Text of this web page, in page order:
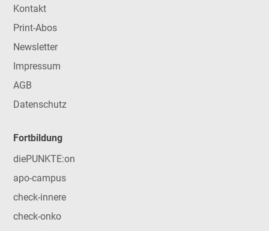
Kontakt
Print-Abos
Newsletter
Impressum
AGB
Datenschutz
Fortbildung
diePUNKTE:on
apo-campus
check-innere
check-onko